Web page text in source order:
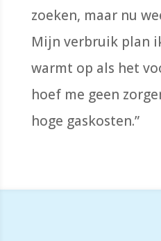
zoeken, maar nu
Mijn verbruik plan
warmt op als het
hoef me geen
hoge gaskosten.”